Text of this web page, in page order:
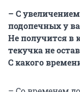
– С
подопечных у
Не получится в
текучка не
С какого